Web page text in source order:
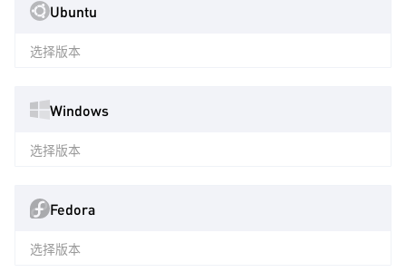
Ubuntu
选择版本
Windows
选择版本
Fedora
选择版本